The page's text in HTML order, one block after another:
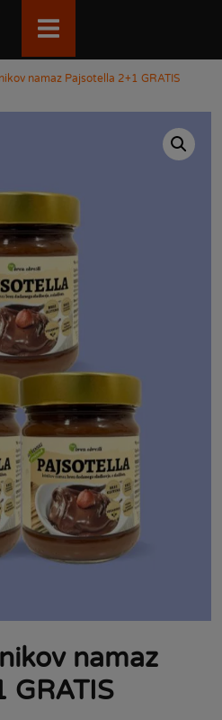
namaz Pajsotella 2+1 GRATIS
namaz
GRATIS